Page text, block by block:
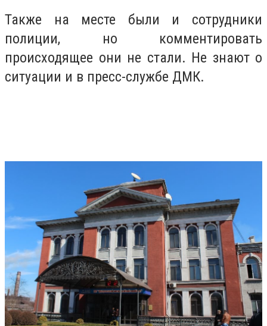
Также на месте были и сотрудники
полиции, но комментировать
происходящее они не стали. Не знают о
ситуации и в пресс-службе ДМК.